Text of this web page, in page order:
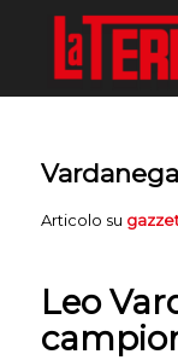
Articolo su
Leo